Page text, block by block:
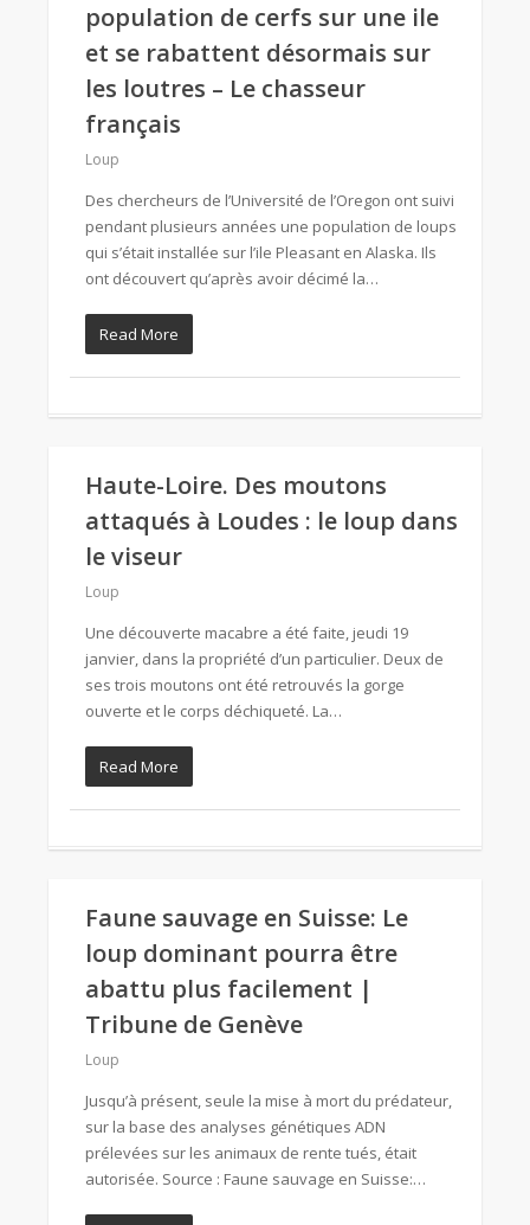
population de cerfs sur une ile
et se rabattent désormais sur
les loutres – Le chasseur
français
Loup
Des chercheurs de l’Université de l’Oregon ont suivi
pendant plusieurs années une population de loups
qui s’était installée sur l’ile Pleasant en Alaska. Ils
ont découvert qu’après avoir décimé la…
Read More
Haute-Loire. Des moutons
attaqués à Loudes : le loup dans
le viseur
Loup
Une découverte macabre a été faite, jeudi 19
janvier, dans la propriété d’un particulier. Deux de
ses trois moutons ont été retrouvés la gorge
ouverte et le corps déchiqueté. La…
Read More
Faune sauvage en Suisse: Le
loup dominant pourra être
abattu plus facilement |
Tribune de Genève
Loup
Jusqu’à présent, seule la mise à mort du prédateur,
sur la base des analyses génétiques ADN
prélevées sur les animaux de rente tués, était
autorisée. Source : Faune sauvage en Suisse:…